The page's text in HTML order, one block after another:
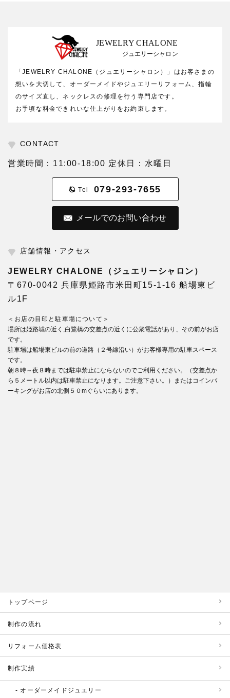
JEWELRY CHALONE
ジュエリーシャロン
「JEWELRY CHALONE（ジュエリーシャロン）」はお客さまの
想いを大切して、オーダーメイドやジュエリーリフォーム、指輪
のサイズ直し、ネックレスの修理を行う専門店です。
お手頃な料金できれいな仕上がりをお約束します。
CONTACT
営業時間：11:00-18:00 定休日：水曜日
Tel 079-293-7655
メールでのお問い合わせ
店舗情報・アクセス
JEWELRY CHALONE（ジュエリーシャロン）
〒670-0042 兵庫県姫路市米田町15-1-16 船場東ビ
ル1F
＜お店の目印と駐車場について＞
場所は姫路城の近く,白鷺橋の交差点の近くに公衆電話があり、その前がお店
です。
駐車場は船場東ビルの前の道路（２号線沿い）がお客様専用の駐車スペース
です。
朝８時～夜８時までは駐車禁止にならないのでご利用ください。（交差点か
ら５メートル以内は駐車禁止になります。ご注意下さい。）またはコインパ
ーキングがお店の北側５０mぐらいにあります。
トップページ
制作の流れ
リフォーム価格表
制作実績
オーダーメイドジュエリー